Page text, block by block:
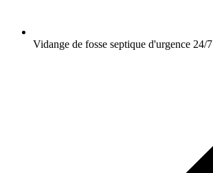
Vidange de fosse septique d'urgence 24/7